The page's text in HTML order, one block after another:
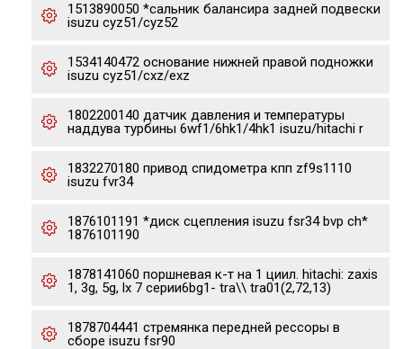
1513890050 *сальник балансира задней подвески
isuzu cyz51/cyz52
1534140472 основание нижней правой подножки
isuzu cyz51/cxz/exz
1802200140 датчик давления и температуры
наддува турбины 6wf1/6hk1/4hk1 isuzu/hitachi r
1832270180 привод спидометра кпп zf9s1110
isuzu fvr34
1876101191 *диск сцепления isuzu fsr34 bvp ch*
1876101190
1878141060 поршневая к-т на 1 циил. hitachi: zaxis
1, 3g, 5g, lx 7 серии6bg1- tra\\ tra01(2,72,13)
1878704441 стремянка передней рессоры в
сборе isuzu fsr90